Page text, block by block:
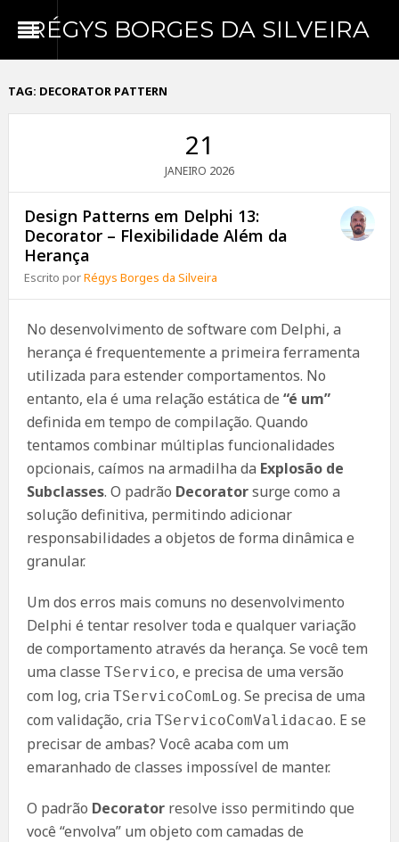
RÉGYS BORGES DA SILVEIRA
TAG: DECORATOR PATTERN
21
JANEIRO 2026
Design Patterns em Delphi 13:
Decorator – Flexibilidade Além da
Herança
Escrito porRégys Borges da Silveira
No desenvolvimento de software com Delphi, a
herança é frequentemente a primeira ferramenta
utilizada para estender comportamentos. No
entanto, ela é uma relação estática de “é um”
definida em tempo de compilação. Quando
tentamos combinar múltiplas funcionalidades
opcionais, caímos na armadilha da Explosão de
Subclasses. O padrão Decoratorsurge como a
solução definitiva, permitindo adicionar
responsabilidades a objetos de forma dinâmica e
granular.
Um dos erros mais comuns no desenvolvimento
Delphi é tentar resolver toda e qualquer variação
de comportamento através da herança. Se você tem
uma classe TServico, e precisa de uma versão
com log, cria TServicoComLog. Se precisa de uma
com validação, cria TServicoComValidacao. E se
precisar de ambas? Você acaba com um
emaranhado de classes impossível de manter.
O padrão Decoratorresolve isso permitindo que
você “envolva” um objeto com camadas de